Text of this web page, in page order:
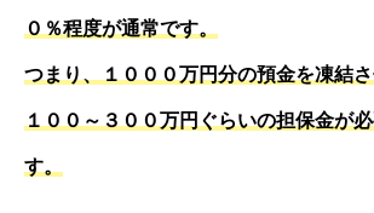
０％程度が通常です。
つまり、１０００万円分の預金を凍結
１００～３００万円ぐらいの担保金が
す。